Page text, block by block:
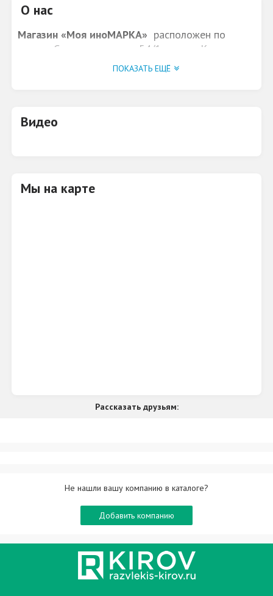
О нас
Магазин «Моя иноМАРКА» расположен по
адресу Северное кольцо, 54/1 города Кирова.
Запчасти для автомобилей иностранного
ПОКАЗАТЬ ЕЩЁ
Видео
Мы на карте
Рассказать друзьям:
Не нашли вашу компанию в каталоге?
Добавить компанию